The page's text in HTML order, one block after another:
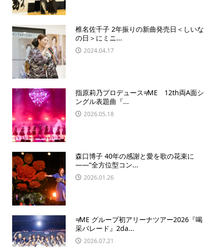
椎名佐千子 2年振りの新曲発売日＜しいな
の日＞にミニ...
2024.04.17
指原莉乃プロデュース≠ME 12th両A面シ
ングル表題曲『...
2026.05.18
森口博子 40年の感謝と愛を歌の花束に
――“全方位型コン...
2026.01.26
≠ME グループ初アリーナツアー2026『喝
采パレード』2da...
2026.07.21